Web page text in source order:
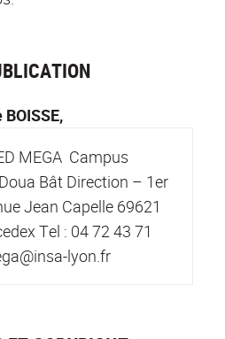
MEGA Campus
Bât Direction – 1er
Jean Capelle 69621
Tel : 04 72 43 71
lyon.fr